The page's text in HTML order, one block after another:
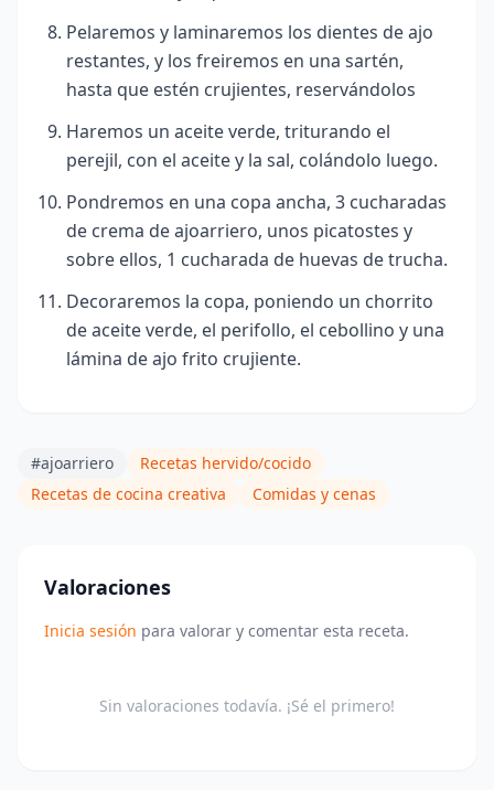
Pelaremos y laminaremos los dientes de ajo
restantes, y los freiremos en una sartén,
hasta que estén crujientes, reservándolos
Haremos un aceite verde, triturando el
perejil, con el aceite y la sal, colándolo luego.
Pondremos en una copa ancha, 3 cucharadas
de crema de ajoarriero, unos picatostes y
sobre ellos, 1 cucharada de huevas de trucha.
Decoraremos la copa, poniendo un chorrito
de aceite verde, el perifollo, el cebollino y una
lámina de ajo frito crujiente.
#ajoarriero
Recetas hervido/cocido
Recetas de cocina creativa
Comidas y cenas
Valoraciones
Inicia sesión para valorar y comentar esta receta.
Sin valoraciones todavía. ¡Sé el primero!